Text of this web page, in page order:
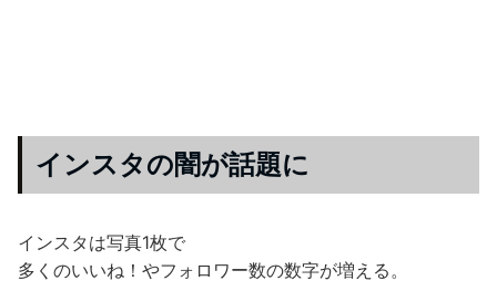
インスタの闇が話題に
インスタは写真1枚で
多くのいいね！やフォロワー数の数字が増える。